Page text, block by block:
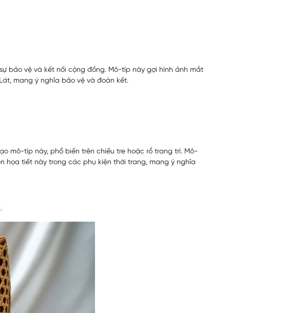
bảo vệ và kết nối cộng đồng. Mô-típ này gợi hình ảnh mắt
mang ý nghĩa bảo vệ và đoàn kết.
mô-típ này, phổ biến trên chiếu tre hoặc rổ trang trí. Mô-
họa tiết này trong các phụ kiện thời trang, mang ý nghĩa